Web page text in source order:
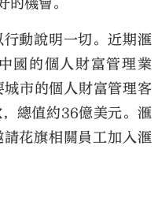
的機會。
動說明一切。近期滙
國的個人財富管理業
市的個人財富管理客
總值約36億美元。滙
花旗相關員工加入滙